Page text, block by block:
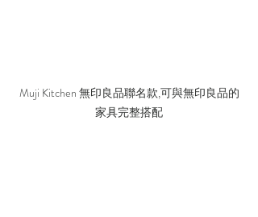
Muji Kitchen 無印良品聯名款,可與無印良品的
家具完整搭配